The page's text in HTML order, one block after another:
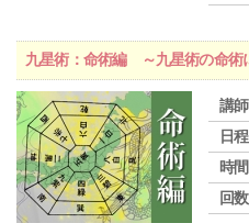
九星術：命術編 ～九星術の命術
講師
日程
時間
回数